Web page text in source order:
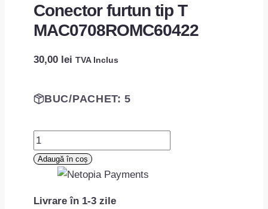
Conector furtun tip T
MAC0708ROMC60422
30,00 lei TVA Inclus
BUC/PACHET: 5
Cantitate
Conector
furtun
T
Adaugă în coș
Livrare în 1-3 zile